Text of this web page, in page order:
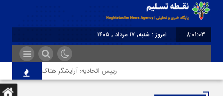
8:01:03
امروز : شنبه, ۱۷ مرداد , ۱۴۰۵
رییس اتحادیه: آرایشگر هتاک در قزوین عضو